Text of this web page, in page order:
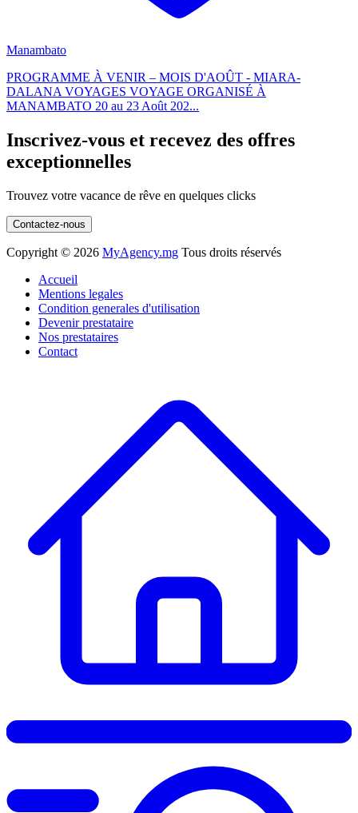
Manambato
PROGRAMME À VENIR – MOIS D'AOÛT - MIARA-
DALANA VOYAGES VOYAGE ORGANISÉ À
MANAMBATO 20 au 23 Août 202...
Inscrivez-vous et recevez des offres
exceptionnelles
Trouvez votre vacance de rêve en quelques clicks
Contactez-nous
Copyright © 2026 MyAgency.mg Tous droits réservés
Accueil
Mentions legales
Condition generales d'utilisation
Devenir prestataire
Nos prestataires
Contact